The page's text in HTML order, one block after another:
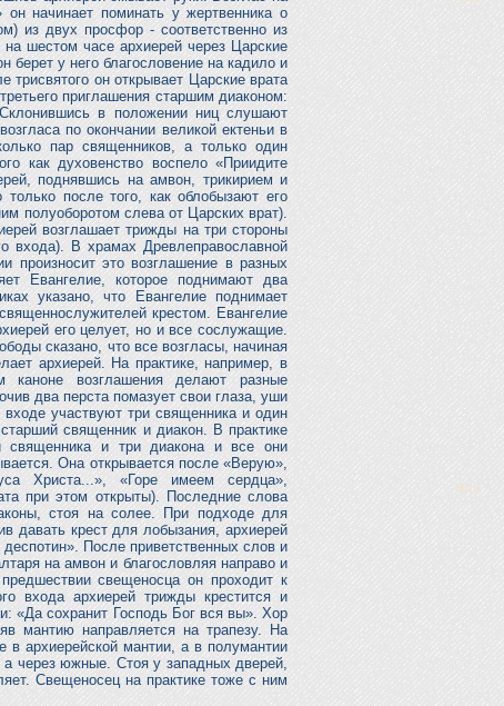
он начинает поминать у жертвенника о
из двух просфор - соответственно из
шестом часе архиерей через Царские
у него благословение на кадило и
он открывает Царские врата
приглашения старшим диаконом:
в положении ниц слушают
по окончании великой ектеньи в
пар священников, а только один
как духовенство воспело «Приидите
поднявшись на амвон, трикирием и
после того, как облобызают его
полуоборотом слева от Царских врат).
возглашает трижды на три стороны
входа). В храмах Древлеправославной
произносит это возглашение в разных
Евангелие, которое поднимают два
указано, что Евангелие поднимает
крестом. Евангелие
его целует, но и все сослужащие.
сказано, что все возгласы, начиная
архиерей. На практике, например, в
каноне возглашения делают разные
два перста помазует свои глаза, уши
участвуют три священника и один
священник и диакон. В практике
священника и три диакона и все они
Она открывается после «Верую»,
Христа...», «Горе имеем сердца»,
при этом открыты). Последние слова
стоя на солее. При подходе для
давать крест для лобызания, архиерей
После приветственных слов и
на амвон и благословляя направо и
свещеносца он проходит к
входа архиерей трижды крестится и
«Да сохранит Господь Бог вся вы». Хор
мантию направляется на трапезу. На
в архиерейской мантии, а в полумантии
через южные. Стоя у западных дверей,
Свещеносец на практике тоже с ним